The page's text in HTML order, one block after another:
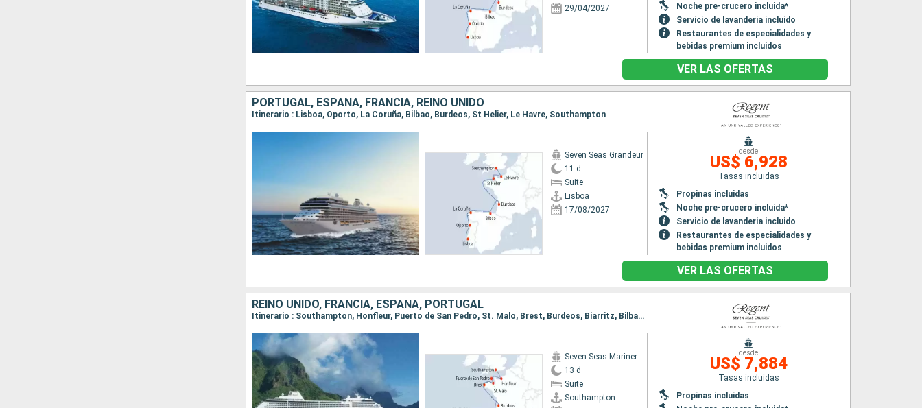
29/04/2027
Noche pre-crucero incluida*
Servicio de lavanderia incluido
Restaurantes de especialidades y
bebidas premium incluidos
VER LAS OFERTAS
PORTUGAL, ESPAÑA, FRANCIA, REINO UNIDO
Itinerario : Lisboa, Oporto, La Coruña, Bilbao, Burdeos, St Helier, Le Havre, Southampton
Seven Seas Grandeur
11 d
Suite
Lisboa
17/08/2027
desde
US$ 6,928
Tasas incluidas
Propinas incluidas
Noche pre-crucero incluida*
Servicio de lavanderia incluido
Restaurantes de especialidades y
bebidas premium incluidos
VER LAS OFERTAS
REINO UNIDO, FRANCIA, ESPAÑA, PORTUGAL
Itinerario : Southampton, Honfleur, Puerto de San Pedro, St. Malo, Brest, Burdeos, Biarritz, Bilbao, La Coruña, Lisboa
Seven Seas Mariner
13 d
Suite
Southampton
desde
US$ 7,884
Tasas incluidas
Propinas incluidas